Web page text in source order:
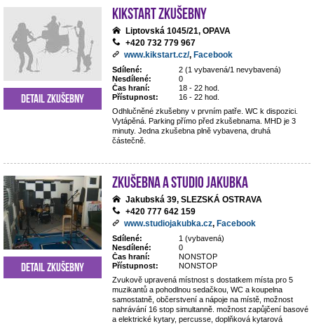
Kikstart zkušebny
Liptovská 1045/21, OPAVA
+420 732 779 967
www.kikstart.cz/, Facebook
Sdílené:
2 (1 vybavená/1 nevybavená)
Nesdílené:
0
Čas hraní:
18 - 22 hod.
Přístupnost:
16 - 22 hod.
Odhlučněné zkušebny v prvním patře. WC k dispozici.
Vytápěná. Parking přímo před zkušebnama. MHD je 3
minuty. Jedna zkušebna plně vybavena, druhá
částečně.
Detail zkušebny
Zkušebna a studio Jakubka
Jakubská 39, SLEZSKÁ OSTRAVA
+420 777 642 159
www.studiojakubka.cz, Facebook
Sdílené:
1 (vybavená)
Nesdílené:
0
Čas hraní:
NONSTOP
Přístupnost:
NONSTOP
Zvukově upravená místnost s dostatkem místa pro 5
muzikantů a pohodlnou sedačkou, WC a koupelna
samostatně, občerstvení a nápoje na místě, možnost
nahrávání 16 stop simultanně. možnost zapůjčení basové
a elektrické kytary, percusse, doplňková kytarová
Detail zkušebny